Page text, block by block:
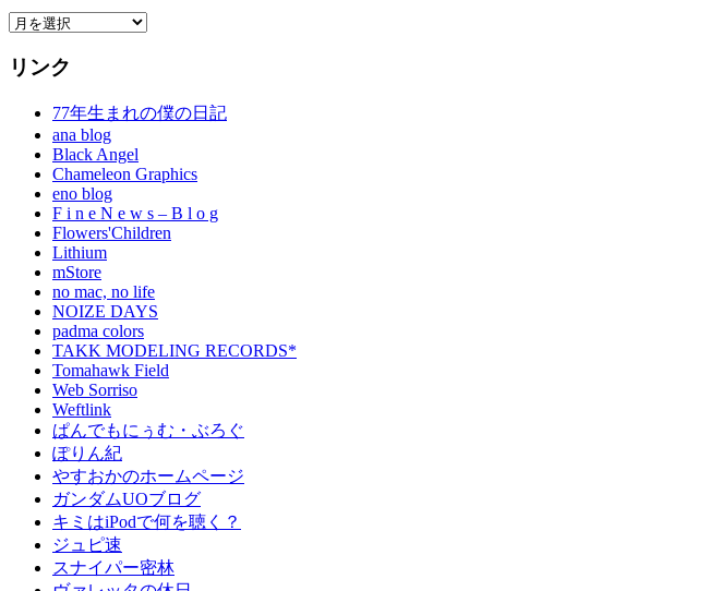
Archives
リンク
77年生まれの僕の日記
ana blog
Black Angel
Chameleon Graphics
eno blog
F i n e N e w s – B l o g
Flowers'Children
Lithium
mStore
no mac, no life
NOIZE DAYS
padma colors
TAKK MODELING RECORDS*
Tomahawk Field
Web Sorriso
Weftlink
ぱんでもにぅむ・ぶろぐ
ぽりん紀
やすおかのホームページ
ガンダムUOブログ
キミはiPodで何を聴く？
ジュピ速
スナイパー密林